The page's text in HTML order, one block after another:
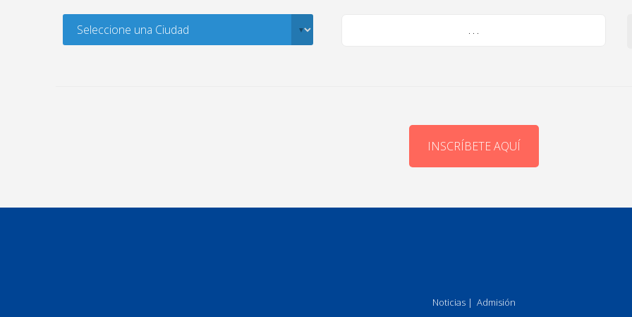
. . .
INSCRÍBETE AQUÍ
Noticias| Admisión